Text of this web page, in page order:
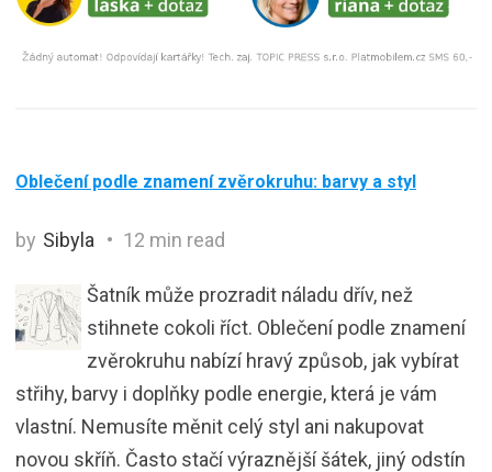
Oblečení podle znamení zvěrokruhu: barvy a styl
by Sibyla 12 min read
Šatník může prozradit náladu dřív, než
stihnete cokoli říct. Oblečení podle znamení
zvěrokruhu nabízí hravý způsob, jak vybírat
střihy, barvy i doplňky podle energie, která je vám
vlastní. Nemusíte měnit celý styl ani nakupovat
novou skříň. Často stačí výraznější šátek, jiný odstín